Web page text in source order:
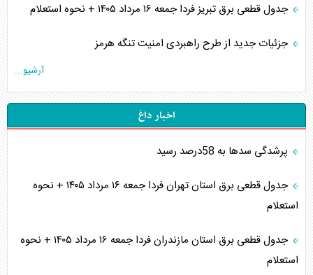
جدول قطعی برق تبریز فردا جمعه ۱۶ مرداد ۱۴۰۵ + نحوه استعلام
جزئیات جدید از طرح راهبردی امنیت تنگه هرمز
آرشیو...
اخبار داغ
پرشدگی سدها به 58درصد رسید
جدول قطعی برق استان تهران فردا جمعه ۱۶ مرداد ۱۴۰۵ + نحوه
استعلام
جدول قطعی برق استان مازندران فردا جمعه ۱۶ مرداد ۱۴۰۵ + نحوه
استعلام